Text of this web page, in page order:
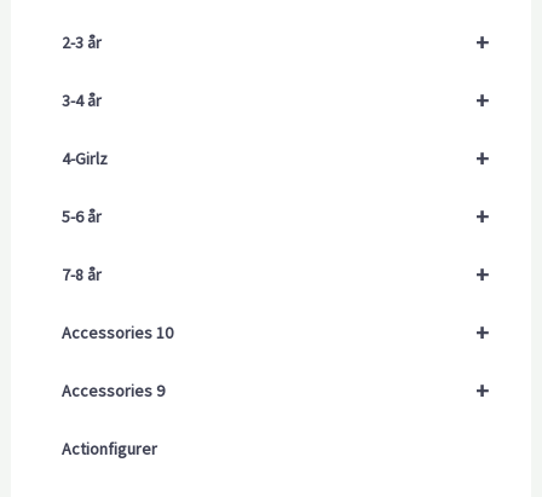
+
2-3 år
+
3-4 år
+
4-Girlz
+
5-6 år
+
7-8 år
+
Accessories 10
+
Accessories 9
Actionfigurer